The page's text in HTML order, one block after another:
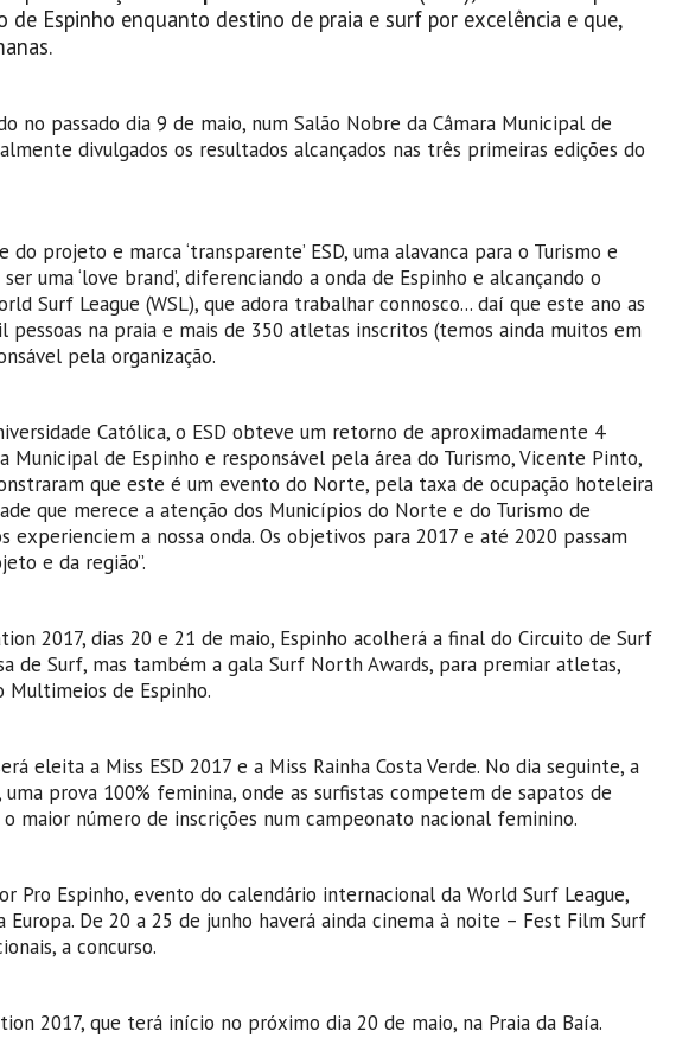
Espinho enquanto destino de praia e surf por excelência e que,
no passado dia 9 de maio, num Salão Nobre da Câmara Municipal de
divulgados os resultados alcançados nas três primeiras edições do
projeto e marca ‘transparente’ ESD, uma alavanca para o Turismo e
uma ‘love brand’, diferenciando a onda de Espinho e alcançando o
Surf League (WSL), que adora trabalhar connosco... daí que este ano as
pessoas na praia e mais de 350 atletas inscritos (temos ainda muitos em
pela organização.
Católica, o ESD obteve um retorno de aproximadamente 4
Municipal de Espinho e responsável pela área do Turismo, Vicente Pinto,
que este é um evento do Norte, pela taxa de ocupação hoteleira
que merece a atenção dos Municípios do Norte e do Turismo de
experienciem a nossa onda. Os objetivos para 2017 e até 2020 passam
e da região”.
2017, dias 20 e 21 de maio, Espinho acolherá a final do Circuito de Surf
de Surf, mas também a gala Surf North Awards, para premiar atletas,
de Espinho.
eleita a Miss ESD 2017 e a Miss Rainha Costa Verde. No dia seguinte, a
uma prova 100% feminina, onde as surfistas competem de sapatos de
maior número de inscrições num campeonato nacional feminino.
Pro Espinho, evento do calendário internacional da World Surf League,
De 20 a 25 de junho haverá ainda cinema à noite – Fest Film Surf
a concurso.
2017, que terá início no próximo dia 20 de maio, na Praia da Baía.